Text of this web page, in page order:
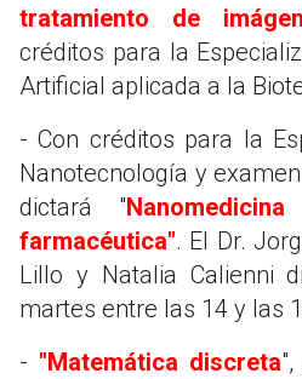
tratamiento de
créditos para la
Artificial aplicada a la
- Con créditos para la
Nanotecnología y
dictará "
farmacéutica". El Dr.
Lillo y Natalia Calienni
martes entre las 14 y las
- "Matemática discreta